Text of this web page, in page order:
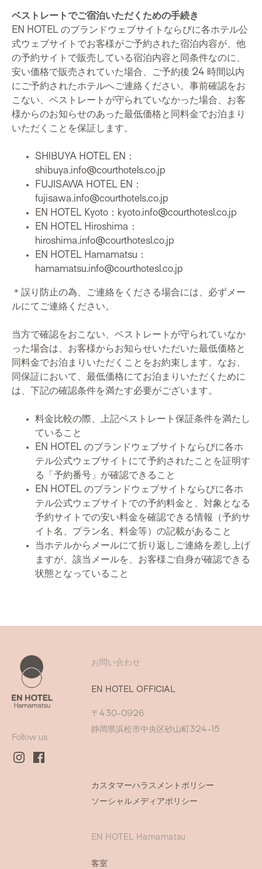
ベストレートでご宿泊いただくための手続き
EN HOTEL のブランドウェブサイトならびに各ホテル公
式ウェブサイトでお客様がご予約された宿泊内容が、他
の予約サイトで販売している宿泊内容と同条件なのに、
安い価格で販売されていた場合、ご予約後 24 時間以内
にご予約されたホテルへご連絡ください。事前確認をお
こない、ベストレートが守られていなかった場合、お客
様からのお知らせのあった最低価格と同料金でお泊まり
いただくことを保証します。
SHIBUYA HOTEL EN：
shibuya.info@courthotels.co.jp
FUJISAWA HOTEL EN：
fujisawa.info@courthotels.co.jp
EN HOTEL Kyoto：kyoto.info@courthotesl.co.jp
EN HOTEL Hiroshima：
hiroshima.info@courthotesl.co.jp
EN HOTEL Hamamatsu：
hamamatsu.info@courthotesl.co.jp
＊誤り防止の為、ご連絡をくださる場合には、必ずメー
ルにてご連絡ください。
当方で確認をおこない、ベストレートが守られていなか
った場合は、お客様からお知らせいただいた最低価格と
同料金でお泊まりいただくことをお約束します。なお、
同保証において、最低価格にてお泊まりいただくために
は、下記の確認条件を満たす必要がございます。
料金比較の際、上記ベストレート保証条件を満たし
ていること
EN HOTEL のブランドウェブサイトならびに各ホ
テル公式ウェブサイトにて予約されたことを証明す
る「予約番号」が確認できること
EN HOTEL のブランドウェブサイトならびに各ホ
テル公式ウェブサイトでの予約料金と、対象となる
予約サイトでの安い料金を確認できる情報（予約サ
イト名、プラン名、料金等）の記載があること
当ホテルからメールにて折り返しご連絡を差し上げ
ますが、該当メールを、お客様ご自身が確認できる
状態となっていること
Follow us
お問い合わせ
EN HOTEL OFFICIAL
〒430-0926
静岡県浜松市中央区砂山町324-15
カスタマーハラスメントポリシー
ソーシャルメディアポリシー
EN HOTEL Hamamatsu
客室